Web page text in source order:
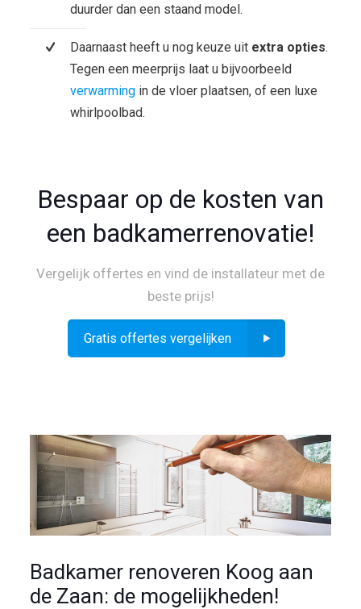
duurder dan een staand model.
Daarnaast heeft u nog keuze uit extra opties.
Tegen een meerprijs laat u bijvoorbeeld
verwarmingin de vloer plaatsen, of een luxe
whirlpoolbad.
Bespaar op de kosten van
een badkamerrenovatie!
Vergelijk offertes en vind de installateur met de
beste prijs!
Gratis offertes vergelijken
Badkamer renoveren Koog aan
de Zaan: de mogelijkheden!